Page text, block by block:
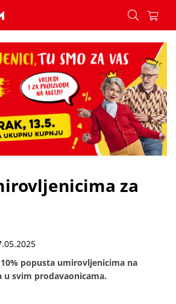
umirovljenicima za svibanj - Vijesti -
za
popusta umirovljenicima na
u svim prodavaonicama.